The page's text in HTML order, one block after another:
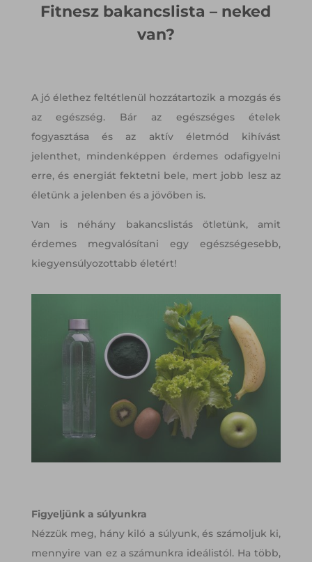
Fitnesz bakancslista – neked
van?
A jó élethez feltétlenül hozzátartozik a mozgás és
az egészség. Bár az egészséges ételek
fogyasztása és az aktív életmód kihívást
jelenthet, mindenképpen érdemes odafigyelni
erre, és energiát fektetni bele, mert jobb lesz az
életünk a jelenben és a jövőben is.
Van is néhány bakancslistás ötletünk, amit
érdemes megvalósítani egy egészségesebb,
kiegyensúlyozottabb életért!
Figyeljünk a súlyunkra
Nézzük meg, hány kiló a súlyunk, és számoljuk ki,
mennyire van ez a számunkra ideálistól. Ha több,